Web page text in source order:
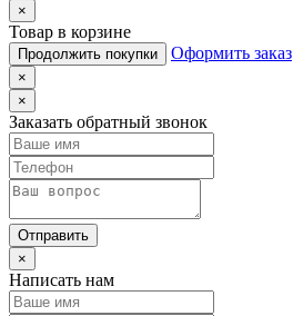
×
Товар в корзине
Продолжить покупки Оформить заказ
×
×
Заказать обратный звонок
Отправить
×
Написать нам